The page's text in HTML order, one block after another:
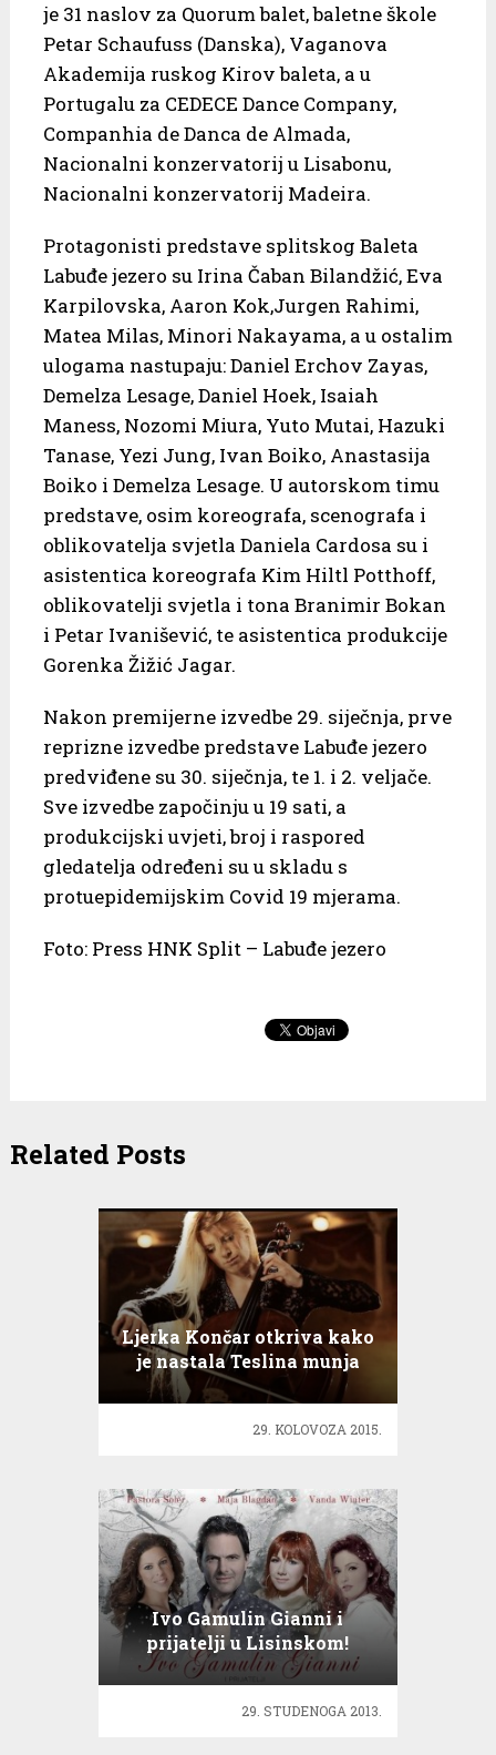
je 31 naslov za Quorum balet, baletne škole
Petar Schaufuss (Danska), Vaganova
Akademija ruskog Kirov baleta, a u
Portugalu za CEDECE Dance Company,
Companhia de Danca de Almada,
Nacionalni konzervatorij u Lisabonu,
Nacionalni konzervatorij Madeira.
Protagonisti predstave splitskog Baleta
Labuđe jezero su Irina Čaban Bilandžić, Eva
Karpilovska, Aaron Kok,Jurgen Rahimi,
Matea Milas, Minori Nakayama, a u ostalim
ulogama nastupaju: Daniel Erchov Zayas,
Demelza Lesage, Daniel Hoek, Isaiah
Maness, Nozomi Miura, Yuto Mutai, Hazuki
Tanase, Yezi Jung, Ivan Boiko, Anastasija
Boiko i Demelza Lesage. U autorskom timu
predstave, osim koreografa, scenografa i
oblikovatelja svjetla Daniela Cardosa su i
asistentica koreografa Kim Hiltl Potthoff,
oblikovatelji svjetla i tona Branimir Bokan
i Petar Ivanišević, te asistentica produkcije
Gorenka Žižić Jagar.
Nakon premijerne izvedbe 29. siječnja, prve
reprizne izvedbe predstave Labuđe jezero
predviđene su 30. siječnja, te 1. i 2. veljače.
Sve izvedbe započinju u 19 sati, a
produkcijski uvjeti, broj i raspored
gledatelja određeni su u skladu s
protuepidemijskim Covid 19 mjerama.
Foto: Press HNK Split – Labuđe jezero
Related Posts
Ljerka Končar otkriva kako
je nastala Teslina munja
29. KOLOVOZA 2015.
Ivo Gamulin Gianni i
prijatelji u Lisinskom!
29. STUDENOGA 2013.